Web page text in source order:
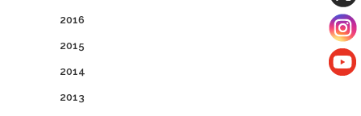
2016
2015
2014
2013